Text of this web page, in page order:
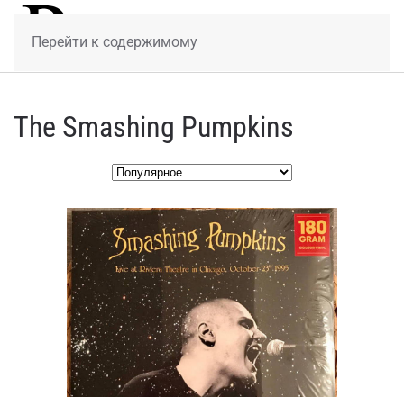
Перейти к содержимому
The Smashing Pumpkins